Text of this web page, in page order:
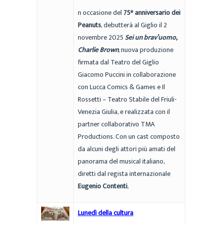
n occasione del 75° anniversario dei
Peanuts, debutterà al Giglio il 2
novembre 2025Sei un brav’uomo,
Charlie Brown, nuova produzione
firmata dal Teatro del Giglio
Giacomo Puccini in collaborazione
con Lucca Comics & Games e Il
Rossetti – Teatro Stabile del Friuli-
Venezia Giulia, e realizzata con il
partner collaborativo TMA
Productions. Con un cast composto
da alcuni degli attori più amati del
panorama del musical italiano,
diretti dal regista internazionale
Eugenio Contenti,
Lunedì della cultura